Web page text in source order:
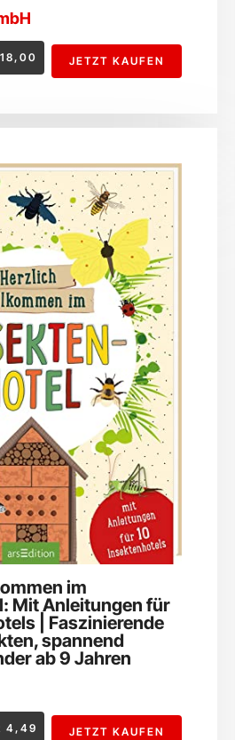
18,00 JETZT KAUFEN
im
Mit Anleitungen für
| Faszinierende
spannend
ab 9 Jahren
4,49 JETZT KAUFEN